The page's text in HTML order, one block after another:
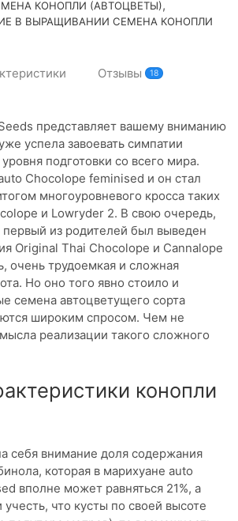
КОНОПЛИ (АВТОЦВЕТЫ),
В ВЫРАЩИВАНИИ СЕМЕНА КОНОПЛИ
Отзывы 18
представляет вашему вниманию
успела завоевать симпатии
подготовки со всего мира.
Chocolope feminised и он стал
многоуровневого кросса таких
и Lowryder 2. В свою очередь,
из родителей был выведен
Original Thai Chocolope и Cannalope
очень трудоемкая и сложная
Но оно того явно стоило и
семена автоцветущего сорта
широким спросом. Чем не
реализации такого сложного
конопли
себя внимание доля содержания
которая в марихуане auto
вполне может равняться 21%, а
что кусты по своей высоте